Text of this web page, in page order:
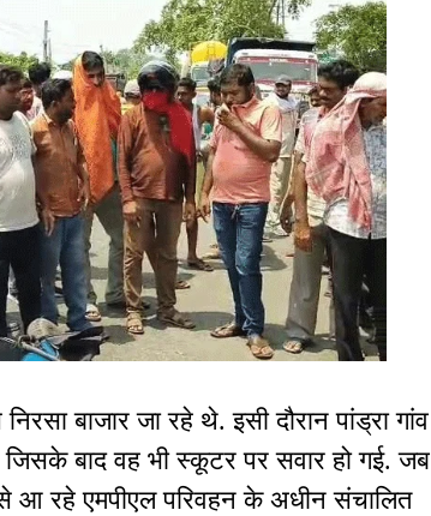
बाजार जा रहे थे. इसी दौरान पांड्रा गांव
जिसके बाद वह भी स्कूटर पर सवार हो गई. जब
आ रहे एमपीएल परिवहन के अधीन संचालित